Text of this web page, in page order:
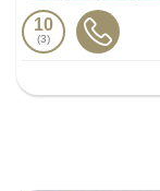
10
3